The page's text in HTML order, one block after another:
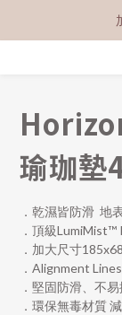
瑜珈
．乾濕皆防滑  地
．頂級LumiMist™
．加大尺寸
．Alignment
．堅固防滑、不
．環保無毒材質